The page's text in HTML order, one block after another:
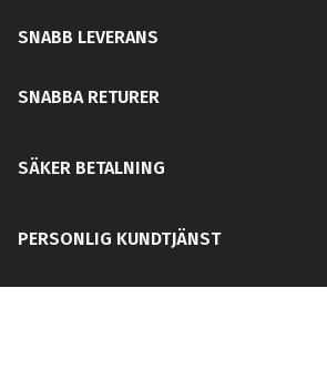
SNABB LEVERANS
SNABBA RETURER
SÄKER BETALNING
PERSONLIG KUNDTJÄNST